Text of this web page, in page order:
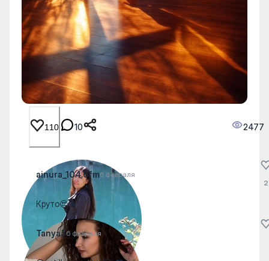
110 10 2477
ainura_104.6fm6 февраля
Круто😍🔥
2
Tanya56 февраля